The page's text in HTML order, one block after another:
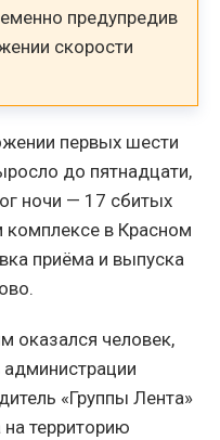
предупредив
скорости
первых шести
до пятнадцати,
ночи — 17 сбитых
в Красном
приёма и выпуска
оказался человек,
«Группы Лента»
территорию